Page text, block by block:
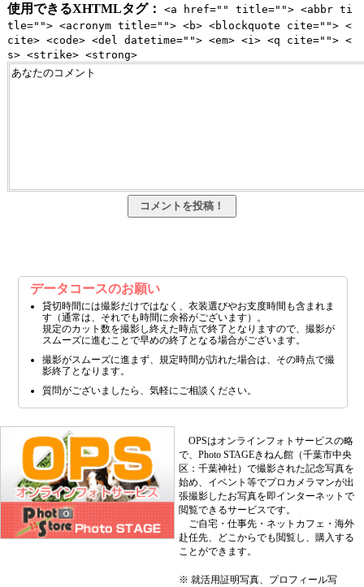
使用できるXHTMLタグ：
<a href="" title=""> <abbr ti
tle=""> <acronym title=""> <b> <blockquote cite=""> <
cite> <code> <del datetime=""> <em> <i> <q cite=""> <
s> <strike> <strong>
データコースのお願い
貸切時間には撮影だけではなく、衣装選びやお支度時間も含まれま
す（通常は、それでも時間に余裕がございます）。
規定のカット数を撮影し終えた時点で終了となりますので、撮影が
スムーズに進むことで早めの終了となる場合がございます。
撮影がスムーズに進まず、規定時間が訪れた場合は、その時点で撮
影終了となります。
質問がございましたら、気軽にご相談ください。
OPSはオンラインフォトサービスの略
で、Photo STAGEきねん館（千葉市中央
区：千葉神社）で撮影された記念写真を
始め、イベント等でプロカメラマンが出
張撮影したお写真を即インターネットで
閲覧できるサービスです。
ご自宅・仕事先・ネットカフェ・海外
赴任先、どこからでも閲覧し、購入する
ことができます。
※ 就活用証明写真、プロフィール写